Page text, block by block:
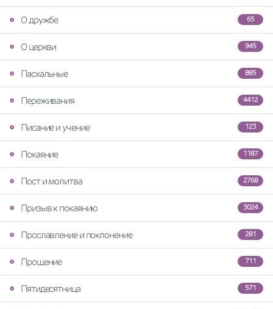
65
О дружбе
945
О церкви
885
Пасхальные
4412
Переживания
123
Писание и учение
1187
Покаяние
2768
Пост и молитва
3024
Призыв к покаянию
281
Прославление и поклонение
711
Прощение
571
Пятидесятница